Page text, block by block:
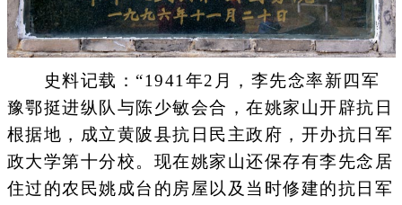
史料记载：“1941年2月，李先念率新四军
豫鄂挺进纵队与陈少敏会合，在姚家山开辟抗日
根据地，成立黄陂县抗日民主政府，开办抗日军
政大学第十分校。现在姚家山还保存有李先念居
住过的农民姚成台的房屋以及当时修建的抗日军